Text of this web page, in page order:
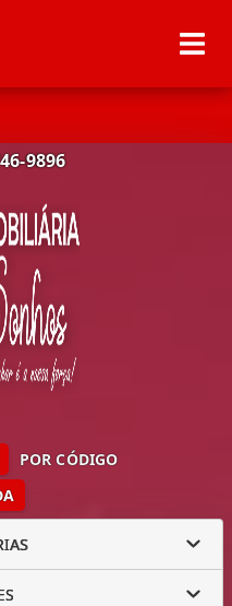
9896
POR CÓDIGO